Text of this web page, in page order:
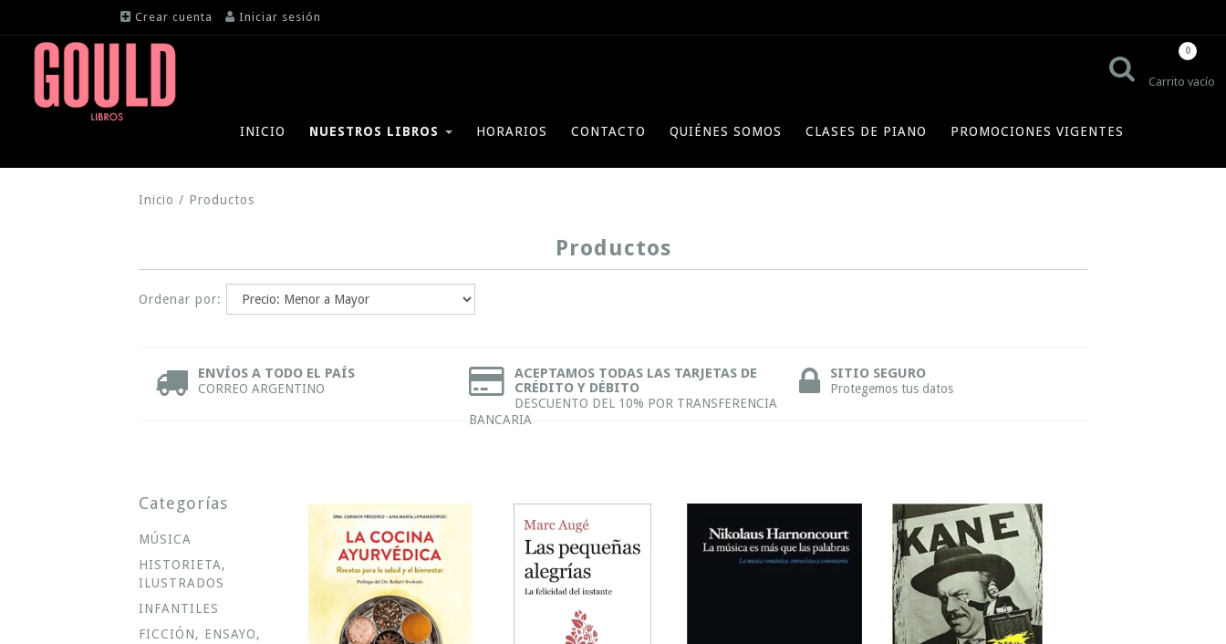
Crear cuenta Iniciar sesión
Carrito vacío
0
INICIO NUESTROS LIBROS HORARIOS CONTACTO QUIÉNES SOMOS CLASES DE PIANO PROMOCIONES VIGENTES
Inicio / Productos
Productos
Ordenar por:
ENVÍOS A TODO EL PAÍS
CORREO ARGENTINO
ACEPTAMOS TODAS LAS TARJETAS DE
CRÉDITO Y DÉBITO
DESCUENTO DEL 10% POR TRANSFERENCIA
BANCARIA
SITIO SEGURO
Protegemos tus datos
Categorías
MÚSICA
HISTORIETA,
ILUSTRADOS
INFANTILES
FICCIÓN, ENSAYO,